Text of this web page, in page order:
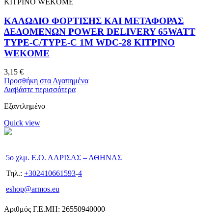
ΚΑΛΩΔΙΟ ΦΟΡΤΙΣΗΣ ΚΑΙ ΜΕΤΑΦΟΡΑΣ
ΔΕΔΟΜΕΝΩΝ POWER DELIVERY 65WATT
TYPE-C/TYPE-C 1M WDC-28 ΚΙΤΡΙΝΟ
WEKOME
3,15 €
Προσθήκη στα Αγαπημένα
Διαβάστε περισσότερα
Εξαντλημένο
Quick view
5ο χλμ. Ε.Ο. ΛΑΡΙΣΑΣ – ΑΘΗΝΑΣ
Τηλ.: +302410661593-4
eshop@armos.eu
Αριθμός Γ.Ε.ΜΗ: 26550940000